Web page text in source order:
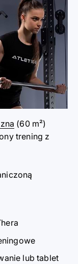
(60 m²)
ny trening z
a
owe
lub tablet